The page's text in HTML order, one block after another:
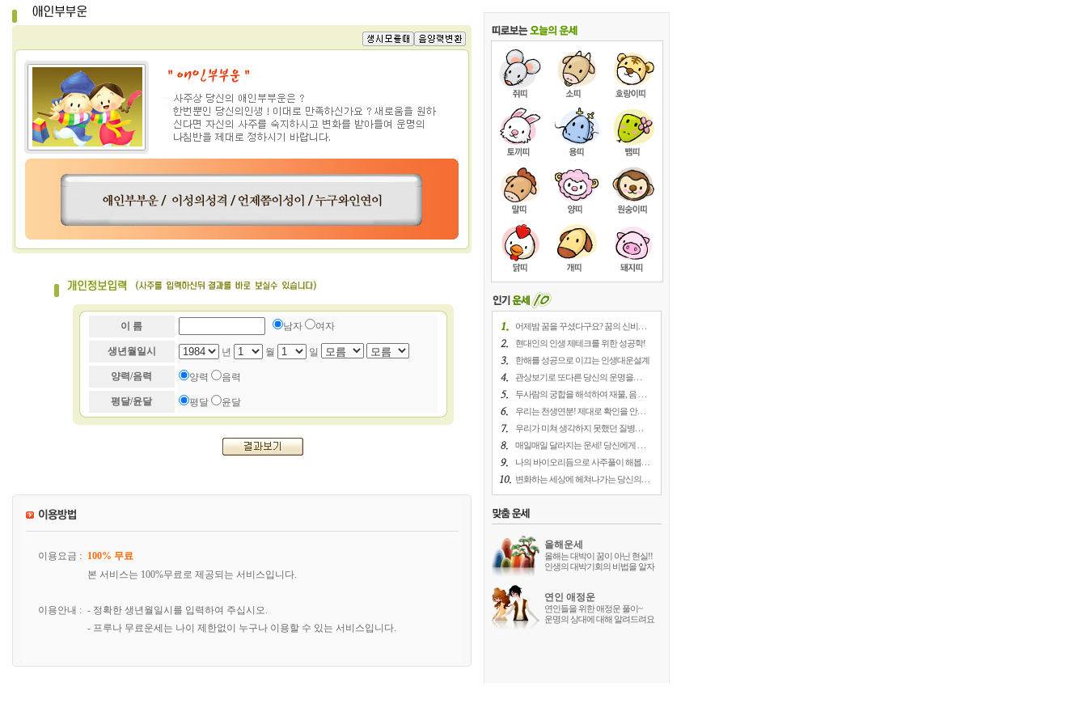
이 름
생년월일시
양력/음력
평달/윤달
남자 여자
년 월 일
양력 음력
평달 윤달
이용요금 :
100% 무료
본 서비스는 100%무료로 제공되는 서비스입니다.
이용안내 : - 정확한 생년월일시를 입력하여 주십시오.
- 프루나 무료운세는 나이 제한없이 누구나 이용할 수 있는 서비스입니다.
어제밤 꿈을 꾸셨다구요? 꿈의 신비. . .
현대인의 인생 제테크를 위한 성공학!
한해를 성공으로 이끄는 인생대운설계
관상보기로 또다른 당신의 운명을. . .
두사람의 궁합을 해석하여 재물, 음 . . .
우리는 천생연분! 제대로 확인을 안. . .
우리가 미쳐 생각하지 못했던 질병. . .
매일매일 달라지는 운세! 당신에게 . . .
나의 바이오리듬으로 사주풀이 해봅. . .
변화하는 세상에 헤쳐나가는 당신의. . .
올해운세
올해는 대박이 꿈이 아닌 현실!!
인생의 대박기회의 비법을 알자
연인 애정운
연인들을 위한 애정운 풀이~
운명의 상대에 대해 알려드려요